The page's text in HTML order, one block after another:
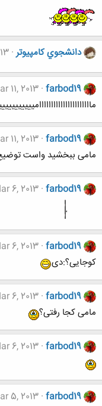
دانشجوي كامپيوتر
farbod19
11, 2013
farbod19
11, 2013
مامی ببخشید واست
farbod19
6, 2013
farbod19
6, 2013
کوجایی؟:دی
farbod19
6, 2013
مامی کجا رفتی؟
farbod19
6, 2013
farbod19
5, 2013